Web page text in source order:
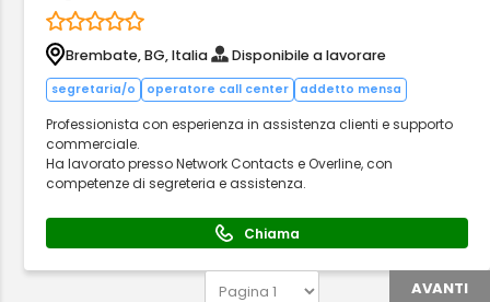
Brembate, BG, Italia Disponibile a lavorare
segretaria/o operatore call center addetto mensa
Professionista con esperienza in assistenza clienti e supporto
commerciale.
Ha lavorato presso Network Contacts e Overline, con
competenze di segreteria e assistenza.
Chiama
AVANTI